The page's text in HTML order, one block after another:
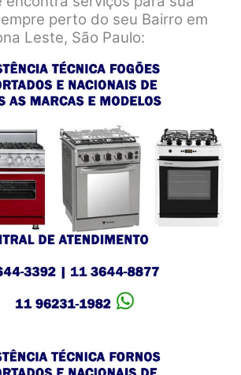
perto do seu Bairro em
Leste, São Paulo: